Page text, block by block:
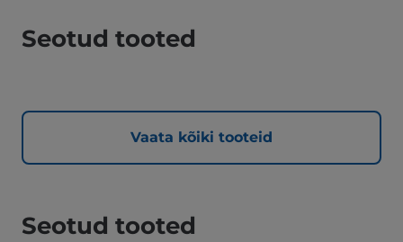
Seotud tooted
Vaata kõiki tooteid
Seotud tooted